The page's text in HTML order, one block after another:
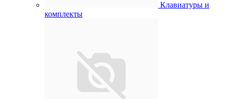
Клавиатуры и
комплекты